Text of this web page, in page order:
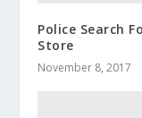
Police Search
Store
November 8, 2017